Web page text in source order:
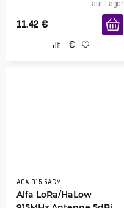
auf Lager
11.42 €
AOA-915-5ACM
Alfa LoRa/HaLow